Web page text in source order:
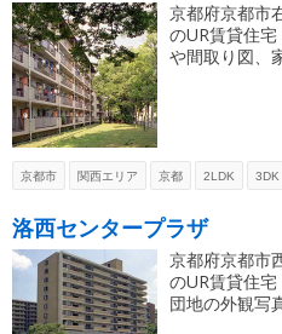
京都府京都市
のUR賃貸住
や間取り図、
京都市 関西エリア 京都 2LDK 3DK
洛西センタープラザ
京都府京都市
のUR賃貸住
団地の外観写